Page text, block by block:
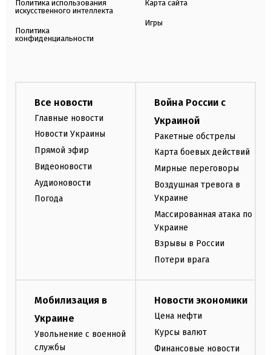
Политика использования
искусственного интеллекта
Политика
конфиденциальности
Карта сайта
Игры
Все новости
Главные новости
Новости Украины
Прямой эфир
Видеоновости
Аудионовости
Погода
Война России с
Украиной
Ракетные обстрелы
Карта боевых действий
Мирные переговоры
Воздушная тревога в
Украине
Массированная атака по
Украине
Взрывы в России
Потери врага
Мобилизация в
Украине
Увольнение с военной
службы
Новости экономики
Цена нефти
Курсы валют
Финансовые новости